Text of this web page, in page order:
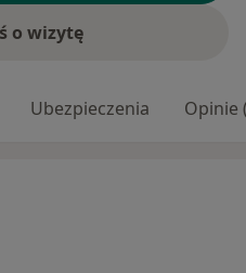
o wizytę
Ubezpieczenia Opinie